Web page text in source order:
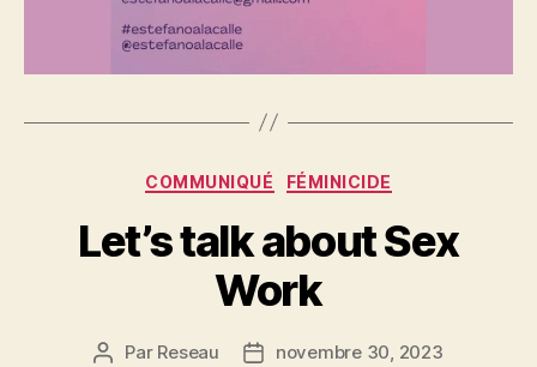
Catégories
COMMUNIQUÉ FÉMINICIDE
Let’s talk about Sex
Work
Auteur
Par Reseau
Datenovembre 30, 2023